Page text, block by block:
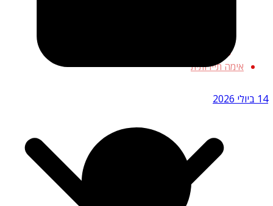
אימה תיירותית
14 ביולי 2026